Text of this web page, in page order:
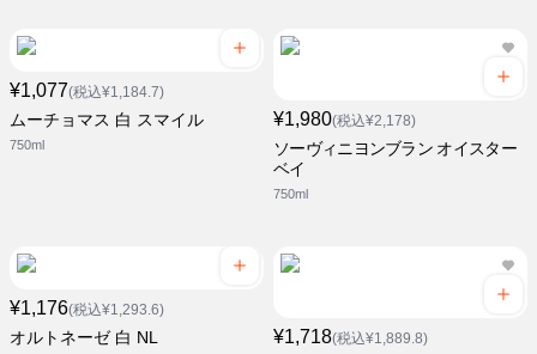
¥1,077(税込¥1,184.7)
ムーチョマス 白 スマイル
750ml
¥1,980(税込¥2,178)
ソーヴィニヨンブラン オイスター
ベイ
750ml
¥1,176(税込¥1,293.6)
オルトネーゼ 白 NL ¥1,718(税込¥1,889.8)